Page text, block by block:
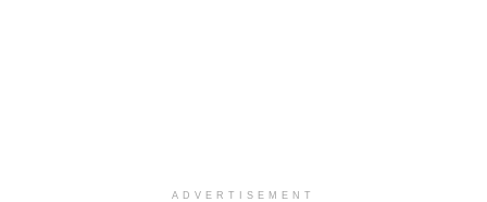
ADVERTISEMENT